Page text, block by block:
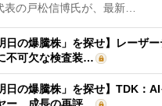
表の戸松信博氏が、最新…
日の爆騰株」を探せ】レーザ
不可欠な検査装…
日の爆騰株」を探せ】TDK：
ー 成長の再評…